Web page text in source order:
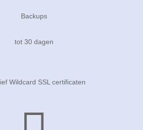
Backups
tot 30 dagen
Wildcard SSL certificaten